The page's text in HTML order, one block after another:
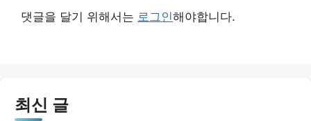
댓글을 달기 위해서는 로그인해야합니다.
최신 글